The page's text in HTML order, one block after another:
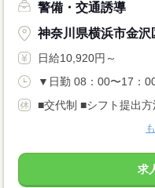
警備・交通誘導
神奈川県横浜市金沢
日給10,920円～
▼日勤 08：00〜17：
■交代制 ■シフト提出方
求